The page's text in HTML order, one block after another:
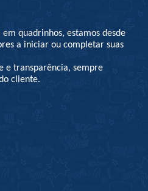
quadrinhos, estamos desde
a iniciar ou completar suas
e transparência, sempre
cliente.